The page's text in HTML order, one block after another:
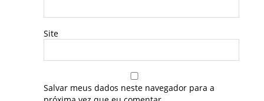
Site
Salvar meus dados neste navegador para a